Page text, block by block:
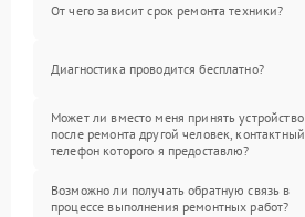
От чего зависит срок ремонта техники?
Диагностика проводится бесплатно?
Может ли вместо меня принять устройство
после ремонта другой человек, контактный
телефон которого я предоставлю?
Возможно ли получать обратную связь в
процессе выполнения ремонтных работ?